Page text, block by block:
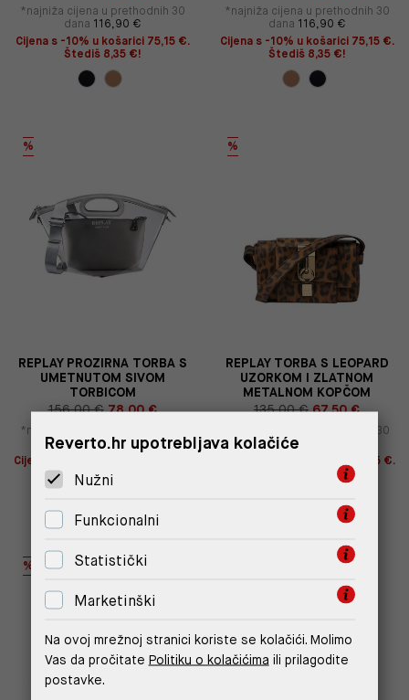
*najniža cijena u prethodnih 30
dana 116,90 €
Cijena s -10% u košarici 75,15 €.
Štediš 8,35 €!
*najniža cijena u prethodnih 30
dana 116,90 €
Cijena s -10% u košarici 75,15 €.
Štediš 8,35 €!
%
REPLAY PROZIRNA TORBA S
UMETNUTOM SIVOM
TORBICOM
156,00 € 78,00 €
*najniža cijena u prethodnih 30
dana109,20 €
Cijena s -10% u košarici 70,20 €.
Štediš 7,80 €!
%
REPLAY TORBA S LEOPARD
UZORKOM I ZLATNOM
METALNOM KOPČOM
135,00 € 67,50 €
*najniža cijena u prethodnih 30
dana
Cijena s -10% u košarici 60,75 €.
Štediš 6,75 €!
%
Reverto.hr upotrebljava kolačiće
Nužni
Funkcionalni
Statistički
Marketinški
Na ovoj mrežnoj stranici koriste se kolačići. Molimo
Vas da pročitate Politiku o kolačićima ili prilagodite
postavke.